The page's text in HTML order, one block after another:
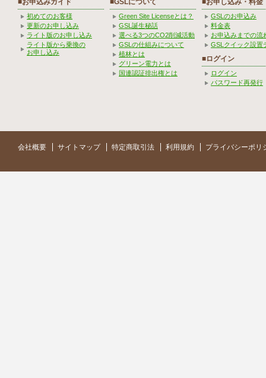
初めてのお客様
更新のお申し込み
ライト版のお申し込み
ライト版から乗換の
お申し込み
Green Site Licenseとは？
GSL誕生秘話
選べる3つのCO2削減活動
GSLの仕組みについて
植林とは
グリーン電力とは
国連認証排出権とは
GSLのお申込み
料金表
お申込みまでの流
GSLクイック設置
■ログイン
ログイン
パスワード再発行
会社概要 サイトマップ 特定商取引法 利用規約 プライバシーポリ